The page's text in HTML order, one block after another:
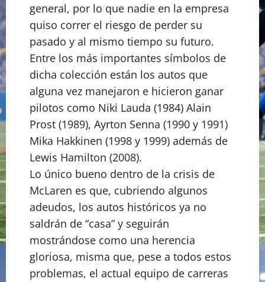
general, por lo que nadie en la empresa
quiso correr el riesgo de perder su
pasado y al mismo tiempo su futuro.
Entre los más importantes símbolos de
dicha colección están los autos que
alguna vez manejaron e hicieron ganar
pilotos como Niki Lauda (1984) Alain
Prost (1989), Ayrton Senna (1990 y 1991)
Mika Hakkinen (1998 y 1999) además de
Lewis Hamilton (2008).
Lo único bueno dentro de la crisis de
McLaren es que, cubriendo algunos
adeudos, los autos históricos ya no
saldrán de “casa” y seguirán
mostrándose como una herencia
gloriosa, misma que, pese a todos estos
problemas, el actual equipo de carreras